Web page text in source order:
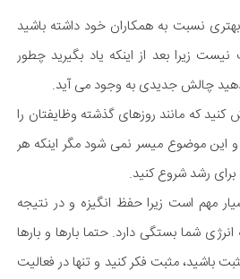
بهتری نسبت به همکاران خود داشته باشید
نیست زیرا بعد از اینکه یاد بگیرید چطور
دهید چالش جدیدی به وجود می آید.
که مانند روزهای گذشته وظایفتان را
این موضوع میسر نمی شود مگر اینکه هر
برای رشد شروع کنید.
مهم است زیرا حفظ انگیزه و در نتیجه
انرژی شما بستگی دارد. حتما بارها و بارها
باشید، مثبت فکر کنید و تنها در فعالیت